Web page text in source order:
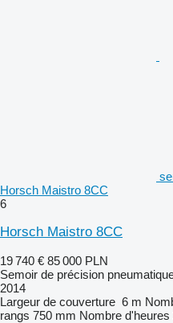
Horsch Maistro 8CC
6
Horsch Maistro 8CC
19 740 € 85 000 PLN
Semoir de précision
2014
Largeur de couverture 6 m
rangs 750 mm Nombre d'heures